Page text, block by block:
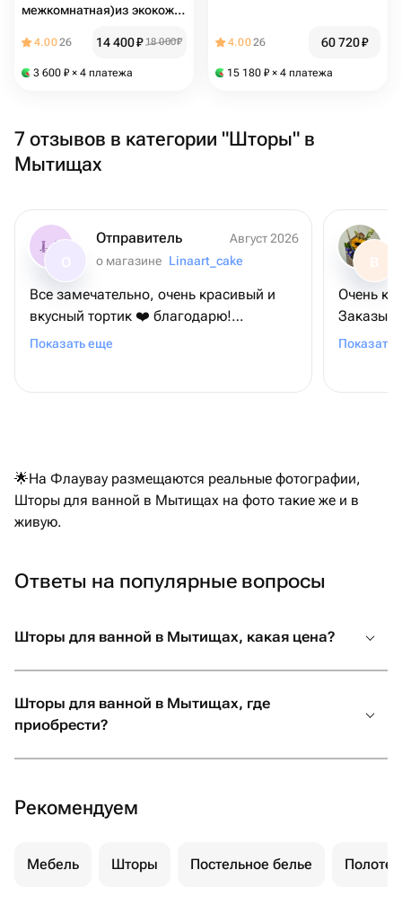
межкомнатная)из экокожи
4.0026 14 400₽ 18 000₽
3 600 ₽ × 4 платежа
4.0026 60 720₽
15 180 ₽ × 4 платежа
7 отзывов в категории "Шторы" в
Мытищах
Отправитель
Август 2026
о магазине Linaart_cake
Все замечательно, очень красивый и
вкусный тортик ❤️ благодарю!
Привезли вовремя🙌🏻
Показать еще
В
Очень
слегка
Показать
🌟На Флаувау размещаются реальные фотографии,
Шторы для ванной в Мытищах на фото такие же и в
живую.
Ответы на популярные вопросы
Шторы для ванной в Мытищах, какая цена?
Шторы для ванной в Мытищах, где
приобрести?
Рекомендуем
Мебель Шторы Постельное белье